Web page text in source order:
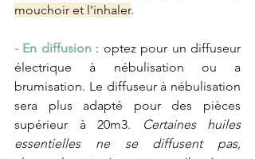
mouchoir et l'inhaler.
- En diffusion : optez pour un diffuseur
électrique à nébulisation ou a
brumisation. Le diffuseur à nébulisation
sera plus adapté pour des pièces
supérieur à 20m3.
Certaines huiles
essentielles ne se diffusent pas,